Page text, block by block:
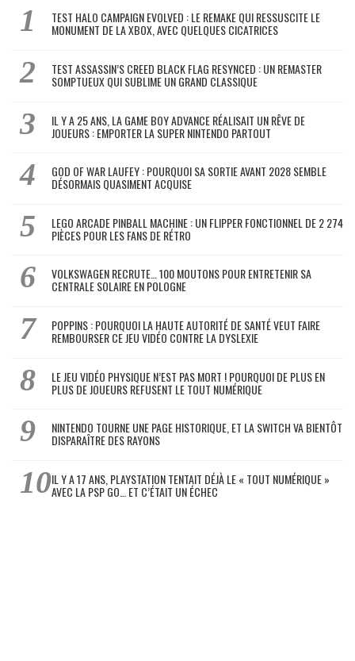
TEST HALO CAMPAIGN EVOLVED : LE REMAKE QUI RESSUSCITE LE
MONUMENT DE LA XBOX, AVEC QUELQUES CICATRICES
TEST ASSASSIN’S CREED BLACK FLAG RESYNCED : UN REMASTER
SOMPTUEUX QUI SUBLIME UN GRAND CLASSIQUE
IL Y A 25 ANS, LA GAME BOY ADVANCE RÉALISAIT UN RÊVE DE
JOUEURS : EMPORTER LA SUPER NINTENDO PARTOUT
GOD OF WAR LAUFEY : POURQUOI SA SORTIE AVANT 2028 SEMBLE
DÉSORMAIS QUASIMENT ACQUISE
LEGO ARCADE PINBALL MACHINE : UN FLIPPER FONCTIONNEL DE 2 274
PIÈCES POUR LES FANS DE RÉTRO
VOLKSWAGEN RECRUTE… 100 MOUTONS POUR ENTRETENIR SA
CENTRALE SOLAIRE EN POLOGNE
POPPINS : POURQUOI LA HAUTE AUTORITÉ DE SANTÉ VEUT FAIRE
REMBOURSER CE JEU VIDÉO CONTRE LA DYSLEXIE
LE JEU VIDÉO PHYSIQUE N’EST PAS MORT ! POURQUOI DE PLUS EN
PLUS DE JOUEURS REFUSENT LE TOUT NUMÉRIQUE
NINTENDO TOURNE UNE PAGE HISTORIQUE, ET LA SWITCH VA BIENTÔT
DISPARAÎTRE DES RAYONS
IL Y A 17 ANS, PLAYSTATION TENTAIT DÉJÀ LE « TOUT NUMÉRIQUE »
AVEC LA PSP GO… ET C’ÉTAIT UN ÉCHEC